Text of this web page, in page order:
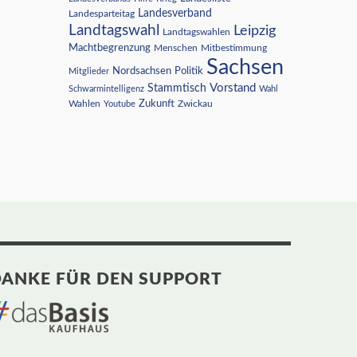
Landesparteitag Landesverband
Landtagswahl Landtagswahlen Leipzig
Machtbegrenzung Menschen Mitbestimmung
Mitglieder Nordsachsen Politik Sachsen
Schwarmintelligenz Stammtisch Vorstand Wahl
Wahlen Youtube Zukunft Zwickau
FÜR DEN SUPPORT